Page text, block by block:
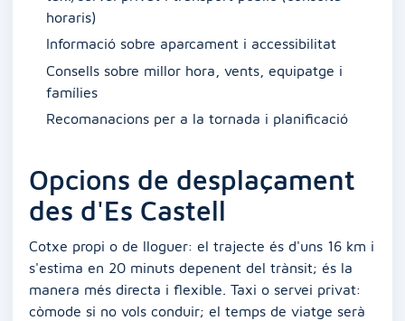
horaris)
Informació sobre aparcament i accessibilitat
Consells sobre millor hora, vents, equipatge i
famílies
Recomanacions per a la tornada i planificació
Opcions de desplaçament
des d'Es Castell
Cotxe propi o de lloguer: el trajecte és d'uns 16 km i
s'estima en 20 minuts depenent del trànsit; és la
manera més directa i flexible. Taxi o servei privat:
còmode si no vols conduir; el temps de viatge serà